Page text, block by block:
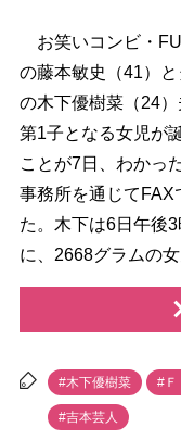
お笑いコンビ・
の藤本敏史（41）と
の木下優樹菜（24）
第1子となる女児が
ことが7日、わかっ
事務所を通じてFAX
た。木下は6日午後
に、2668グラムの
#木下優樹菜 #Ｆ
#吉本芸人